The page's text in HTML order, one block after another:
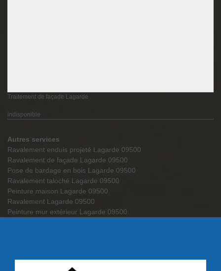
Traitement de façade Lagarde
indisponible
Autres services
Ravalement enduis projeté Lagarde 09500
Ravalement de façade Lagarde 09500
Pose de bardage en bois Lagarde 09500
Ravalement taloché Lagarde 09500
Peinture maison Lagarde 09500
Ravalement Lagarde 09500
Peinture mur extérieur Lagarde 09500